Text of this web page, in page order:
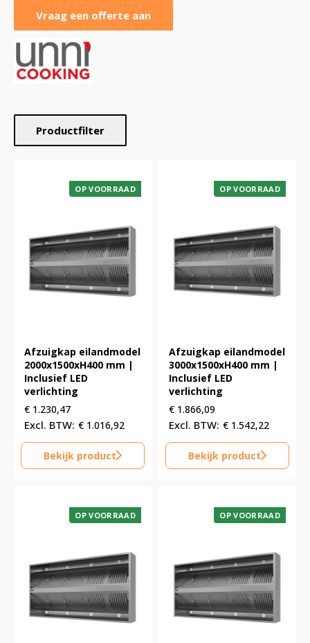
Vraag een offerte aan
Productfilter
OP VOORRAAD
Afzuigkap eilandmodel
2000x1500xH400 mm |
Inclusief LED
verlichting
€ 1.230,47
€ 1.016,92
Bekijk product
OP VOORRAAD
Afzuigkap eilandmodel
3000x1500xH400 mm |
Inclusief LED
verlichting
€ 1.866,09
€ 1.542,22
Bekijk product
OP VOORRAAD OP VOORRAAD